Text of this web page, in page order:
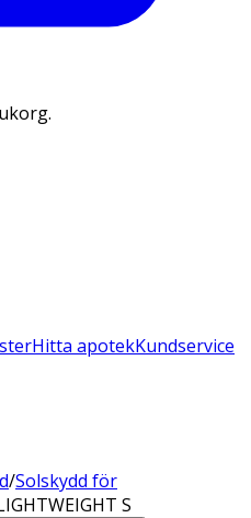
Hitta apotekKundservice
/Solskydd för
S